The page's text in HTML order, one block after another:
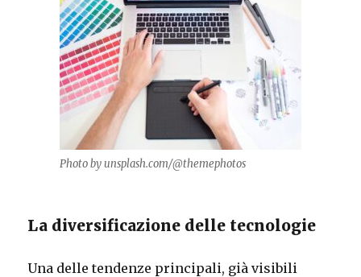
Photo by unsplash.com/@themephotos
La diversificazione delle tecnologie
Una delle tendenze principali, già visibili